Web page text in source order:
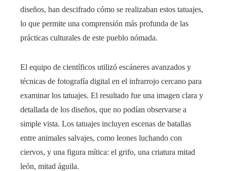
diseños, han descifrado cómo se realizaban estos tatuajes,
lo que permite una comprensión más profunda de las
prácticas culturales de este pueblo nómada.
El equipo de científicos utilizó escáneres avanzados y
técnicas de fotografía digital en el infrarrojo cercano para
examinar los tatuajes. El resultado fue una imagen clara y
detallada de los diseños, que no podían observarse a
simple vista. Los tatuajes incluyen escenas de batallas
entre animales salvajes, como leones luchando con
ciervos, y una figura mítica: el grifo, una criatura mitad
león, mitad águila.